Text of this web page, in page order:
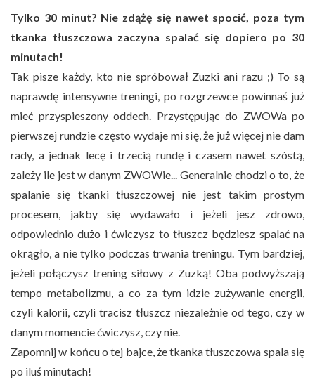
Tylko 30 minut? Nie zdążę się nawet spocić, poza tym
tkanka tłuszczowa zaczyna spalać się dopiero po 30
minutach!
Tak pisze każdy, kto nie spróbował Zuzki ani razu ;) To są
naprawdę intensywne treningi, po rozgrzewce powinnaś już
mieć przyspieszony oddech. Przystępując do ZWOWa po
pierwszej rundzie często wydaje mi się, że już więcej nie dam
rady, a jednak lecę i trzecią rundę i czasem nawet szóstą,
zależy ile jest w danym ZWOWie... Generalnie chodzi o to, że
spalanie się tkanki tłuszczowej nie jest takim prostym
procesem, jakby się wydawało i jeżeli jesz zdrowo,
odpowiednio dużo i ćwiczysz to tłuszcz będziesz spalać na
okrągło, a nie tylko podczas trwania treningu. Tym bardziej,
jeżeli połączysz trening siłowy z Zuzką! Oba podwyższają
tempo metabolizmu, a co za tym idzie zużywanie energii,
czyli kalorii, czyli tracisz tłuszcz niezależnie od tego, czy w
danym momencie ćwiczysz, czy nie.
Zapomnij w końcu o tej bajce, że tkanka tłuszczowa spala się
po iluś minutach!